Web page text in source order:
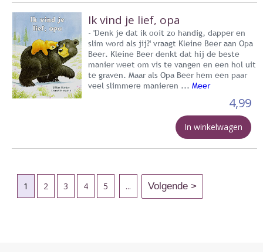
Ik vind je lief, opa
- 'Denk je dat ik ooit zo handig, dapper en
slim word als jij?' vraagt Kleine Beer aan Opa
Beer. Kleine Beer denkt dat hij de beste
manier weet om vis te vangen en een hol uit
te graven. Maar als Opa Beer hem een paar
veel slimmere manieren ... Meer
4,99
In winkelwagen
1 2 3 4 5 ...